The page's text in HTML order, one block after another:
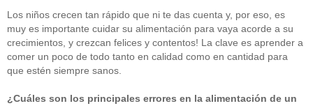
Los niños crecen tan rápido que ni te das cuenta y, por eso, es
muy es importante cuidar su alimentación para vaya acorde a su
crecimientos, y crezcan felices y contentos! La clave es aprender a
comer un poco de todo tanto en calidad como en cantidad para
que estén siempre sanos.
¿Cuáles son los principales errores en la alimentación de un